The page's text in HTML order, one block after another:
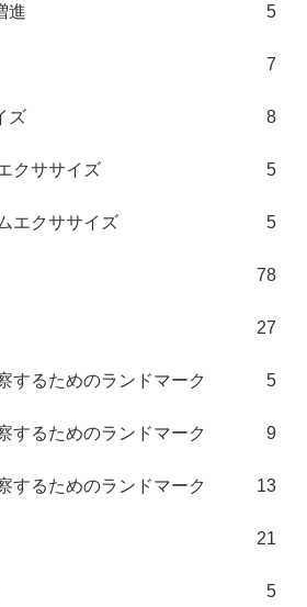
進 5
7
ズ 8
クササイズ 5
エクササイズ 5
78
27
するためのランドマーク 5
するためのランドマーク 9
するためのランドマーク 13
21
5